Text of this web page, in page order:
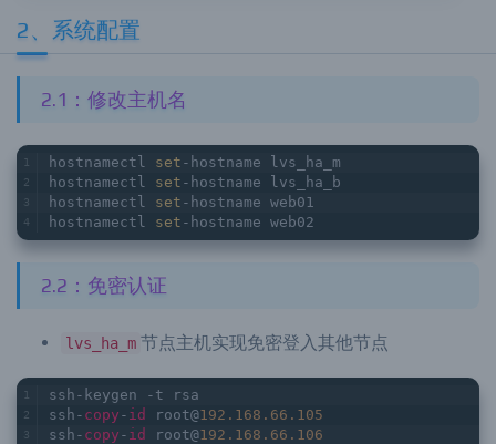
2、系统配置
2.1：修改主机名
hostnamectl set -hostname lvs_ha_m
hostnamectl set -hostname lvs_ha_b
hostnamectl set -hostname web01
hostnamectl set -hostname web02
2.2：免密认证
lvs_ha_m 节点主机实现免密登入其他节点
ssh-keygen -t rsa
ssh- copy - id root@192.168 .66 .105
ssh- copy - id root@192.168 .66 .106